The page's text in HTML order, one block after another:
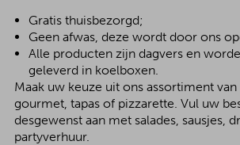
Gratis thuisbezorgd;
Geen afwas, deze wordt door ons
Alle producten zijn dagvers en
geleverd in koelboxen.
Maak uw keuze uit ons assortiment van
gourmet, tapas of pizzarette. Vul uw
desgewenst aan met salades, sausjes,
partyverhuur.